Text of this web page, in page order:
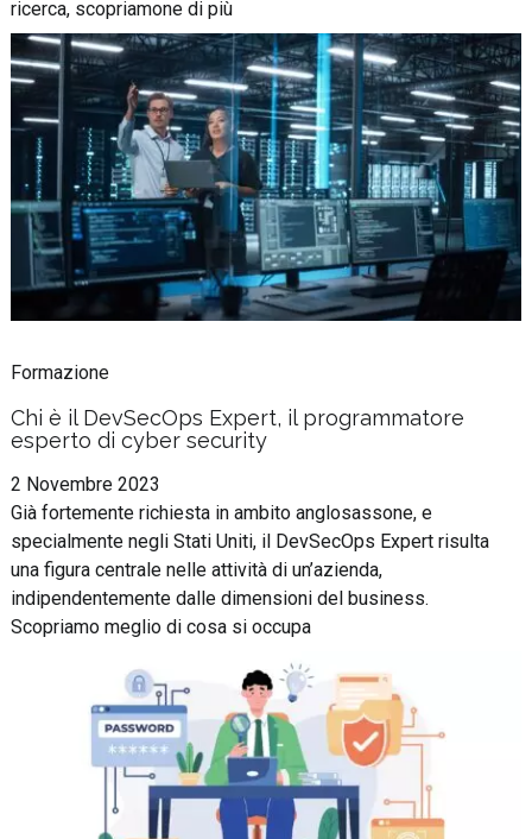
ricerca, scopriamone di più
Formazione
Chi è il DevSecOps Expert, il programmatore
esperto di cyber security
2 Novembre 2023
Già fortemente richiesta in ambito anglosassone, e
specialmente negli Stati Uniti, il DevSecOps Expert risulta
una figura centrale nelle attività di un’azienda,
indipendentemente dalle dimensioni del business.
Scopriamo meglio di cosa si occupa